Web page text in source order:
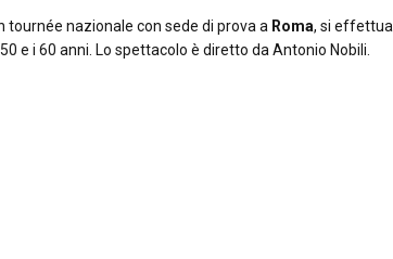
tournée nazionale con sede di prova a Roma, si effettua
e i 60 anni. Lo spettacolo è diretto da Antonio Nobili.